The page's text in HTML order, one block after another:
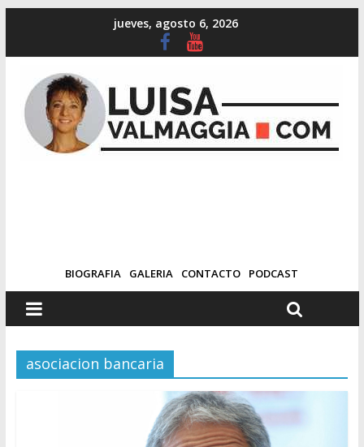
jueves, agosto 6, 2026
BIOGRAFIA GALERIA CONTACTO PODCAST
asociacion bancaria